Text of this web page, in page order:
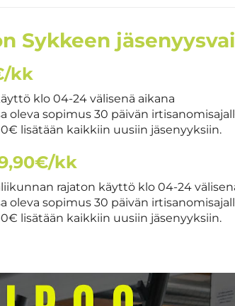
Sykkeen
kk
klo 04-24 välisenä aikana
oleva sopimus 30 päivän
lisätään kaikkiin uusiin jäsenyyksiin.
kk
rajaton käyttö klo 04-24
oleva sopimus 30 päivän
lisätään kaikkiin uusiin jäsenyyksiin.